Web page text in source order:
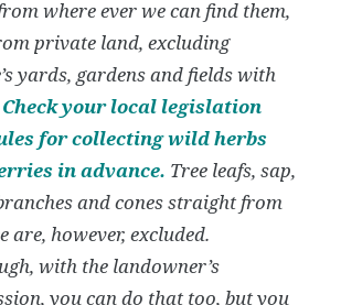
where ever we can find them,
private land, excluding
yards, gardens and fields with
Check your local legislation
for collecting wild herbs
in advance. Tree leafs, sap,
and cones straight from
are, however, excluded.
with the landowner’s
you can do that too, but you